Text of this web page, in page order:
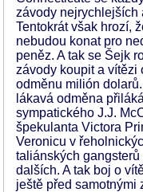
závody nejrychlejších
Tentokrát však hrozí,
nebudou konat pro
peněz. A tak se Šejk
závody koupit a vítězi
odměnu milión
lákavá odměna
sympatického J.J.
špekulanta Victora
Veronicu v
taliánských gangsterů
dalších. A tak boj o
ještě před samotnými